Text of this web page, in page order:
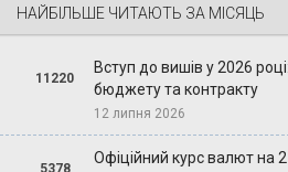
НАЙБІЛЬШЕ ЧИТАЮТЬ ЗА МІСЯЦЬ
11220
Вступ до вишів у 2026
бюджету та контракту
12 липня 2026
Офіційний курс валют на